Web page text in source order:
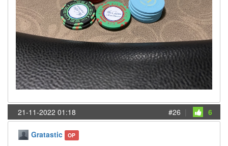
21-11-2022 01:18 #26 | 6
Gratastic OP